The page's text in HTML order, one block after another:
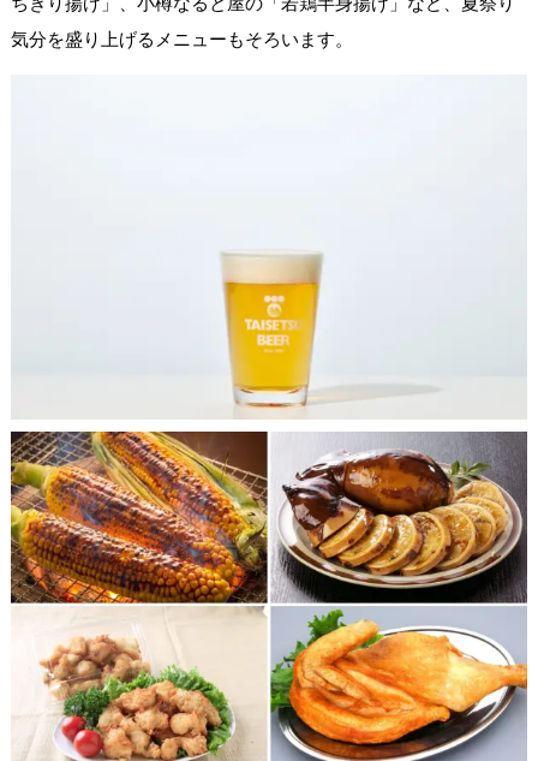
気分を盛り上げるメニューもそろいます。